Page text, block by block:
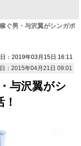
ぐ男・与沢翼がシンガポ
：2019年03月15日 16:11
：2015年04月21日 09:01
与沢翼がシ